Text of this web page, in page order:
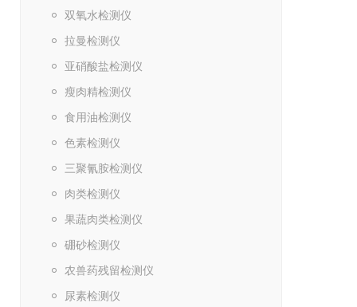
双氧水检测仪
拉曼检测仪
亚硝酸盐检测仪
瘦肉精检测仪
食用油检测仪
色素检测仪
三聚氰胺检测仪
肉类检测仪
果蔬肉类检测仪
硼砂检测仪
农兽药残留检测仪
尿素检测仪